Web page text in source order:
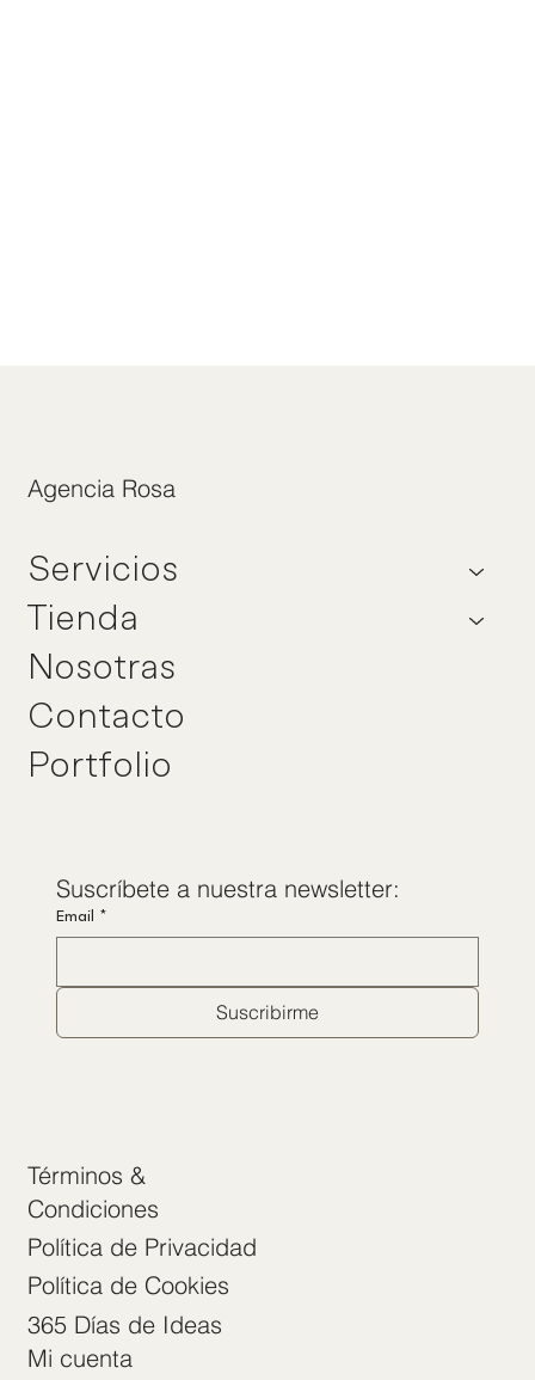
Términos &
Condiciones
Política de Privacidad
Política de Cookies
Mi cuenta
365 Días de Ideas
Agencia Rosa
Suscríbete a nuestra newsletter:
Email *
Suscribirme
Servicios
Tienda
Nosotras
Contacto
Portfolio